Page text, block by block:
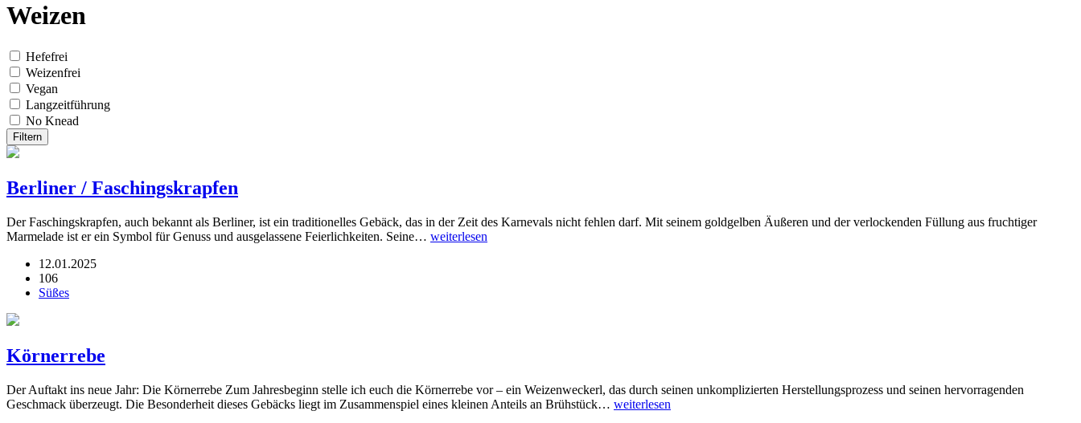
Weizen
Hefefrei
Weizenfrei
Vegan
Langzeitführung
No Knead
Filtern
Berliner / Faschingskrapfen
Der Faschingskrapfen, auch bekannt als Berliner, ist ein traditionelles Gebäck, das in der Zeit des Karnevals nicht fehlen darf. Mit seinem goldgelben Äußeren und der verlockenden Füllung aus fruchtiger
Marmelade ist er ein Symbol für Genuss und ausgelassene Feierlichkeiten. Seine… weiterlesen
12.01.2025
106
Süßes
Körnerrebe
Der Auftakt ins neue Jahr: Die Körnerrebe Zum Jahresbeginn stelle ich euch die Körnerrebe vor – ein Weizenweckerl, das durch seinen unkomplizierten Herstellungsprozess und seinen hervorragenden
Geschmack überzeugt. Die Besonderheit dieses Gebäcks liegt im Zusammenspiel eines kleinen Anteils an Brühstück… weiterlesen